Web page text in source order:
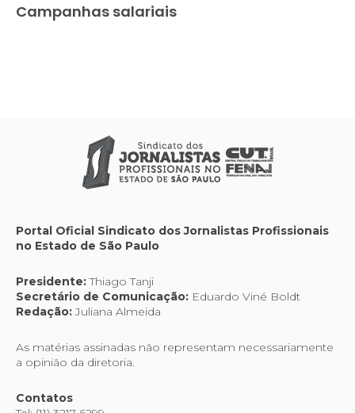
Campanhas salariais
Portal Oficial Sindicato dos Jornalistas Profissionais
no Estado de São Paulo
Presidente:Thiago Tanji
Secretário de Comunicação: Eduardo Viné Boldt
Redação:Juliana Almeida
As matérias assinadas não representam necessariamente
a opinião da diretoria.
Contatos